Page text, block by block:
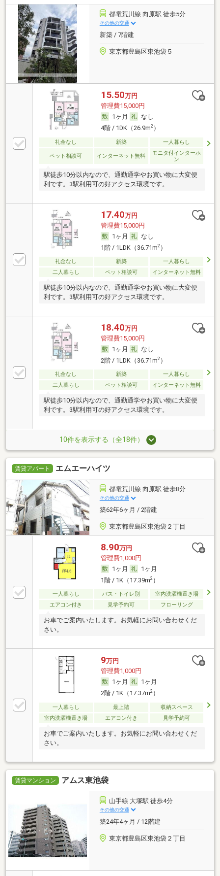
都電荒川線 向原駅 徒歩5分
その他の交通
新築 / 7階建
東京都豊島区東池袋５
15.50万円
管理費15,000円
1ヶ月
なし
4階 / 1DK（26.9m2）
礼金なし 新築 一人暮らし
ペット相談可 インターネット無料
モニタ付インターホ
ン
駅徒歩10分以内なので、通勤通学やお買い物に大変便
利です。3駅利用可の好アクセス環境です。
17.40万円
管理費15,000円
1ヶ月
なし
1階 / 1LDK（36.71m2）
礼金なし 新築
一人暮らし
二人暮らし
ペット相談可 インターネット無料
駅徒歩10分以内なので、通勤通学やお買い物に大変便
利です。3駅利用可の好アクセス環境です。
18.40万円
管理費15,000円
1ヶ月
なし
2階 / 1LDK（36.71m2）
礼金なし 新築
一人暮らし
二人暮らし
ペット相談可 インターネット無料
駅徒歩10分以内なので、通勤通学やお買い物に大変便
利です。3駅利用可の好アクセス環境です。
10件を表示する（全18件）
賃貸アパート エムエーハイツ
都電荒川線 向原駅 徒歩8分
その他の交通
築62年6ヶ月 / 2階建
東京都豊島区東池袋２丁目
8.90万円
管理費1,000円
1ヶ月
1ヶ月
1階 / 1K（17.39m2）
一人暮らし バス・トイレ別
室内洗濯機置き場
エアコン付き
見学予約可 フローリング
お車でご案内いたします。お気軽にお問い合わせくだ
さい。
9万円
管理費1,000円
1ヶ月
1ヶ月
2階 / 1K（17.37m2）
一人暮らし 最上階
収納スペース
室内洗濯機置き場
エアコン付き 見学予約可
お車でご案内いたします。お気軽にお問い合わせくだ
さい。
賃貸マンション アムス東池袋
山手線 大塚駅 徒歩4分
その他の交通
築24年4ヶ月 / 12階建
東京都豊島区東池袋２丁目